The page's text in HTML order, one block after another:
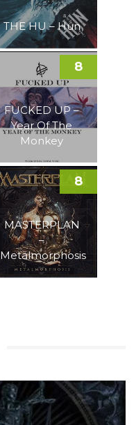
THE HU – Hun
FUCKED UP –
Year Of The
Monkey
8
MASTERPLAN
–
Metalmorphosis
8